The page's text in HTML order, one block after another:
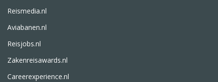
Reismedia.nl
Aviabanen.nl
Reisjobs.nl
Zakenreisawards.nl
Careerexperience.nl